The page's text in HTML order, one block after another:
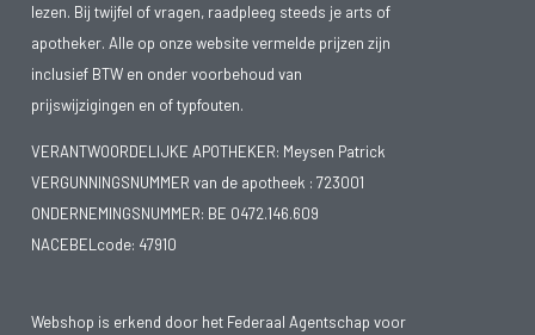
lezen. Bij twijfel of vragen, raadpleeg steeds je arts of
apotheker. Alle op onze website vermelde prijzen zijn
inclusief BTW en onder voorbehoud van
prijswijzigingen en of typfouten.
VERANTWOORDELIJKE APOTHEKER: Meysen Patrick
VERGUNNINGSNUMMER van de apotheek : 723001
ONDERNEMINGSNUMMER: BE 0472.146.609
NACEBELcode: 47910
Webshop is erkend door het Federaal Agentschap voor